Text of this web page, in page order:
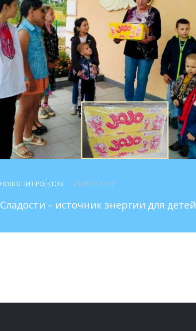
НОВОСТИ ПРОЕКТОВ - 29.05.23 23:32
Сладости – источник энергии для детей